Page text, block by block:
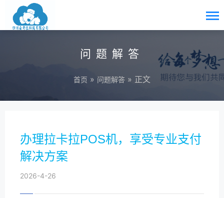
问题解答
首页 » 问题解答 » 正文
办理拉卡拉POS机，享受专业支付
解决方案
2026-4-26